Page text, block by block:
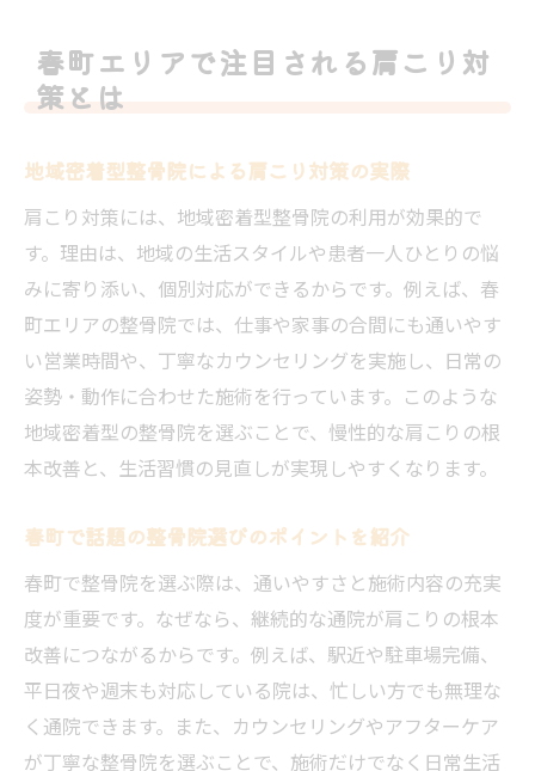
肩こり再発を防ぐ整骨院の生活指導のポイ
ント
ぐ
春町エリアで注目される肩こり対
策とは
地域密着型整骨院による肩こり対策の実際
肩こり対策には、地域密着型整骨院の利用が効果的で
す。理由は、地域の生活スタイルや患者一人ひとりの悩
みに寄り添い、個別対応ができるからです。例えば、春
町エリアの整骨院では、仕事や家事の合間にも通いやす
い営業時間や、丁寧なカウンセリングを実施し、日常の
姿勢・動作に合わせた施術を行っています。このような
地域密着型の整骨院を選ぶことで、慢性的な肩こりの根
本改善と、生活習慣の見直しが実現しやすくなります。
春町で話題の整骨院選びのポイントを紹介
春町で整骨院を選ぶ際は、通いやすさと施術内容の充実
度が重要です。なぜなら、継続的な通院が肩こりの根本
改善につながるからです。例えば、駅近や駐車場完備、
平日夜や週末も対応している院は、忙しい方でも無理な
く通院できます。また、カウンセリングやアフターケア
が丁寧な整骨院を選ぶことで、施術だけでなく日常生活